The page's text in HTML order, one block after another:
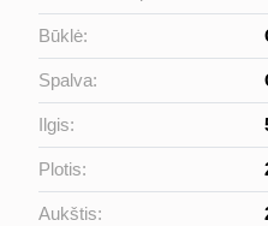
Būklė:
Spalva:
Ilgis:
Plotis:
Aukštis: